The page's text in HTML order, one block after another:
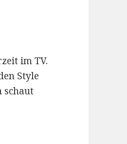
im TV.
Style
schaut